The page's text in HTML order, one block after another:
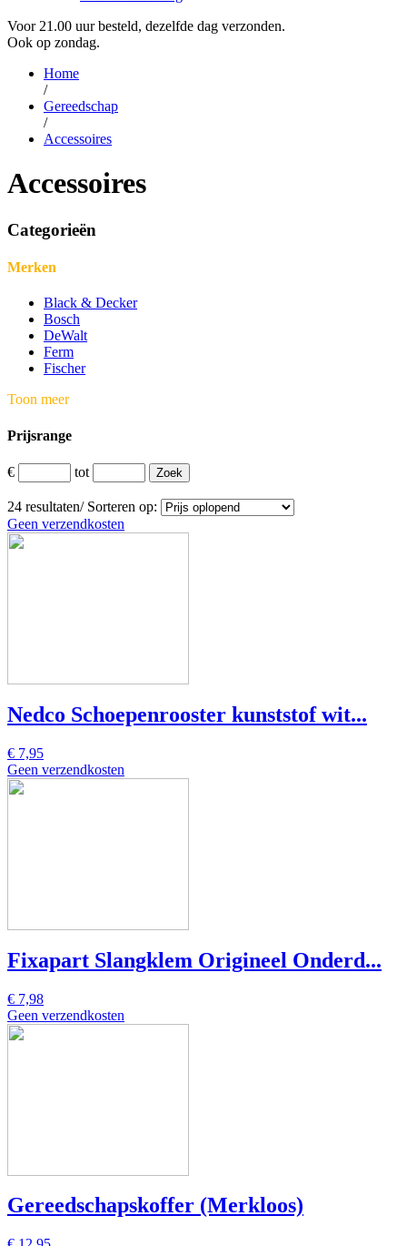
Voor 21.00 uur besteld, dezelfde dag verzonden.
Ook op zondag.
Home
/
Gereedschap
/
Accessoires
Accessoires
Categorieën
Merken
Black & Decker
Bosch
DeWalt
Ferm
Fischer
Toon meer
Prijsrange
€ tot
24 resultaten/Sorteren op:
Geen verzendkosten
Nedco Schoepenrooster kunststof wit...
€ 7,95
Geen verzendkosten
Fixapart Slangklem Origineel Onderd...
€ 7,98
Geen verzendkosten
Gereedschapskoffer (Merkloos)